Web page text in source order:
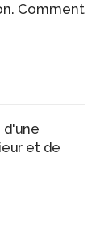
Comment
d'une
et de